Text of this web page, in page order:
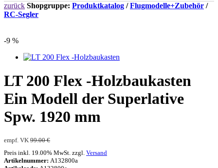
zurück Shopgruppe: Produktkatalog /Flugmodelle+Zubehör /
RC-Segler
-9 %
LT 200 Flex -Holzbaukasten
Ein Modell der Superlative
Spw. 1920 mm
empf. VK 99.00 €
Preis inkl. 19.00% MwSt. zzgl. Versand
Artikelnummer: A132800a